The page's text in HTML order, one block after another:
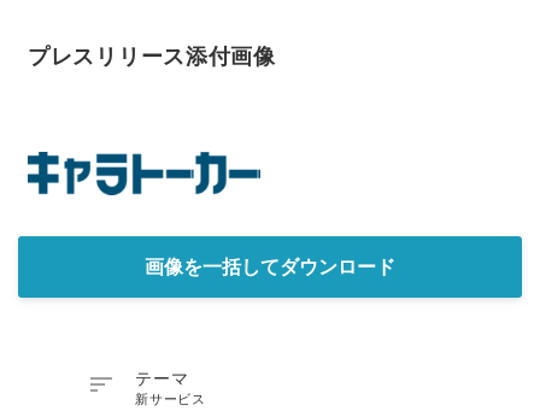
プレスリリース添付画像
画像を一括してダウンロード
 テーマ
新サービス